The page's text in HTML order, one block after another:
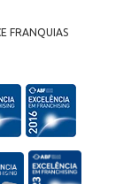
FRANQUIAS